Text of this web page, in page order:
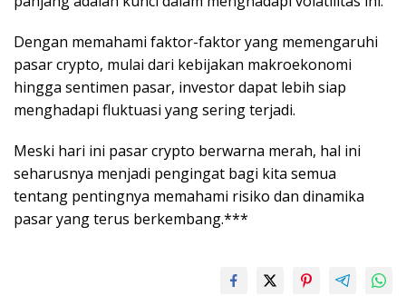
Dengan memahami faktor-faktor yang memengaruhi
pasar crypto, mulai dari kebijakan makroekonomi
hingga sentimen pasar, investor dapat lebih siap
menghadapi fluktuasi yang sering terjadi.
Meski hari ini pasar crypto berwarna merah, hal ini
seharusnya menjadi pengingat bagi kita semua
tentang pentingnya memahami risiko dan dinamika
pasar yang terus berkembang.***